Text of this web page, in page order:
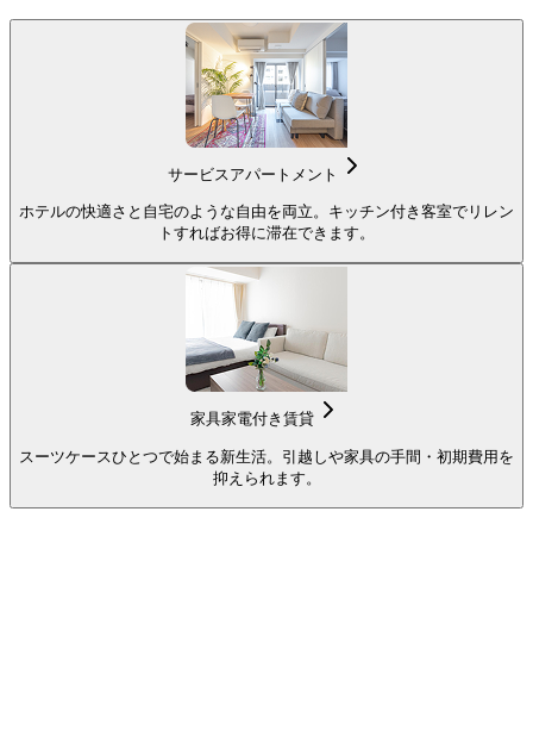
サービスアパートメント
ホテルの快適さと自宅のような自由を両立。キッチン付き客室でリレン
トすればお得に滞在できます。
家具家電付き賃貸
スーツケースひとつで始まる新生活。引越しや家具の手間・初期費用を
抑えられます。